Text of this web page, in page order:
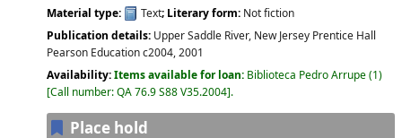
Material type:
Text; Literary form: Not fiction
Publication details: Upper Saddle River, New Jersey Prentice Hall
Pearson Educationc2004, 2001
Availability:Items available for loan: Biblioteca Pedro Arrupe(1)
Call number:QA 76.9 S88 V35.2004 .
Place hold